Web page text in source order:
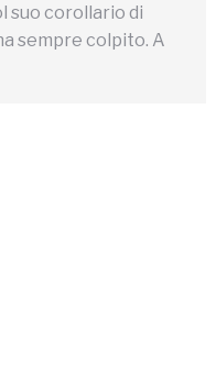
suo corollario di
sempre colpito. A